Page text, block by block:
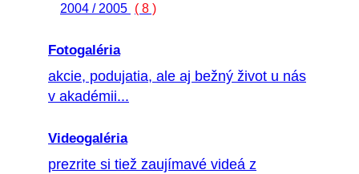
2004 / 2005 ( 8 )
Fotogaléria
akcie, podujatia, ale aj bežný život u nás
v akadémii...
Videogaléria
prezrite si tiež zaujímavé videá z